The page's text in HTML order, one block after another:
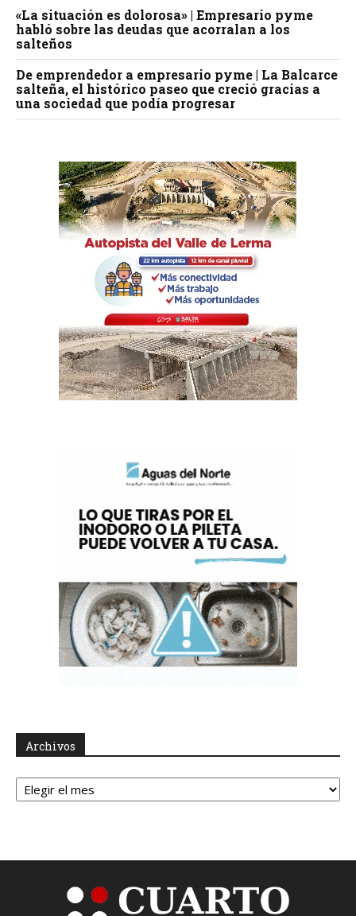
«La situación es dolorosa» | Empresario pyme
habló sobre las deudas que acorralan a los
salteños
De emprendedor a empresario pyme | La Balcarce
salteña, el histórico paseo que creció gracias a
una sociedad que podía progresar
Archivos
Archivos